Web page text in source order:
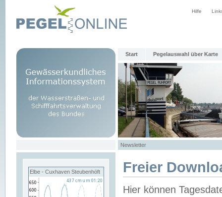
Hilfe
Start Pegelauswahl über Karte
Newsletter
Elbe - Cuxhaven Steubenhöft Freier
Hier können